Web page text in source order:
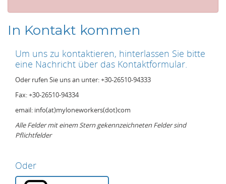
In Kontakt kommen
Um uns zu kontaktieren, hinterlassen Sie bitte
eine Nachricht über das Kontaktformular.
Oder rufen Sie uns an unter: +30-26510-94333
Fax: +30-26510-94334
email: info(at)myloneworkers(dot)com
Alle Felder mit einem Stern gekennzeichneten Felder sind
Pflichtfelder
Oder